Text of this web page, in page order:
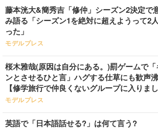
藤本洸大&簡秀吉「修仲」シーズン2決定で
み語る「シーズン1を絶対に超えようって2
った」
モデルプレス
桜木雅哉(原因は自分にある。)罰ゲームで「
ンとさせるひと言」ハグする仕草にも歓声
【修学旅行で仲良くないグループに入りまし
モデルプレス
英語で「日本語話せる?」は何て言う?